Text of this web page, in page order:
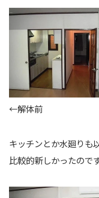
←解体前 解
キッチンとか水廻りも
比較的新しかったので